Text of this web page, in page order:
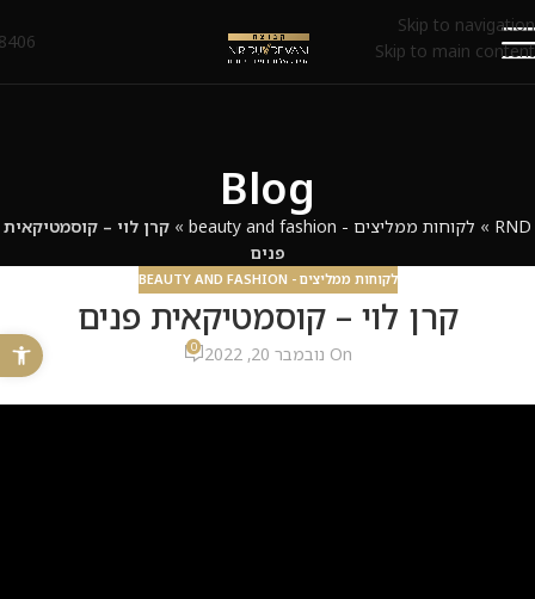
Skip to navigation
Skip to main content
Blog
RND
» לקוחות ממליצים - beauty and fashion » קרן לוי – קוסמטיקאית
פנים
לקוחות ממליצים - BEAUTY AND FASHION
קרן לוי – קוסמטיקאית פנים
On נובמבר 20, 2022 0